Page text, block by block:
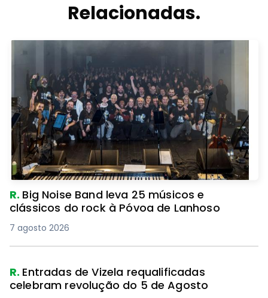
Relacionadas.
R. Big Noise Band leva 25 músicos e
clássicos do rock à Póvoa de Lanhoso
7 agosto 2026
R. Entradas de Vizela requalificadas
celebram revolução do 5 de Agosto